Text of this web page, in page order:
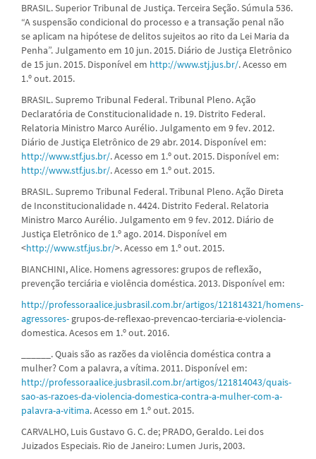
BRASIL. Superior Tribunal de Justiça. Terceira Seção. Súmula 536.
“A suspensão condicional do processo e a transação penal não
se aplicam na hipótese de delitos sujeitos ao rito da Lei Maria da
Penha”. Julgamento em 10 jun. 2015. Diário de Justiça Eletrônico
de 15 jun. 2015. Disponível em http://www.stj.jus.br/. Acesso em
1.º out. 2015.
BRASIL. Supremo Tribunal Federal. Tribunal Pleno. Ação
Declaratória de Constitucionalidade n. 19. Distrito Federal.
Relatoria Ministro Marco Aurélio. Julgamento em 9 fev. 2012.
Diário de Justiça Eletrônico de 29 abr. 2014. Disponível em:
http://www.stf.jus.br/. Acesso em 1.º out. 2015. Disponível em:
http://www.stf.jus.br/. Acesso em 1.º out. 2015.
BRASIL. Supremo Tribunal Federal. Tribunal Pleno. Ação Direta
de Inconstitucionalidade n. 4424. Distrito Federal. Relatoria
Ministro Marco Aurélio. Julgamento em 9 fev. 2012. Diário de
Justiça Eletrônico de 1.º ago. 2014. Disponível em
<http://www.stf.jus.br/>. Acesso em 1.º out. 2015.
BIANCHINI, Alice. Homens agressores: grupos de reflexão,
prevenção terciária e violência doméstica. 2013. Disponível em:
http://professoraalice.jusbrasil.com.br/artigos/121814321/homens-
agressores- grupos-de-reflexao-prevencao-terciaria-e-violencia-
domestica. Acesos em 1.º out. 2016.
______. Quais são as razões da violência doméstica contra a
mulher? Com a palavra, a vítima. 2011. Disponível em:
http://professoraalice.jusbrasil.com.br/artigos/121814043/quais-
sao-as-razoes-da-violencia-domestica-contra-a-mulher-com-a-
palavra-a-vitima. Acesso em 1.º out. 2015.
CARVALHO, Luis Gustavo G. C. de; PRADO, Geraldo. Lei dos
Juizados Especiais. Rio de Janeiro: Lumen Juris, 2003.